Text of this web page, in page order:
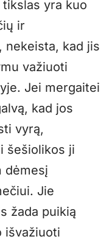
yra kuo
ir
nekeista, kad jis
važiuoti
Jei mergaitei
kad jos
vyrą,
šešiolikos ji
dėmesį
Jie
žada puikią
išvažiuoti